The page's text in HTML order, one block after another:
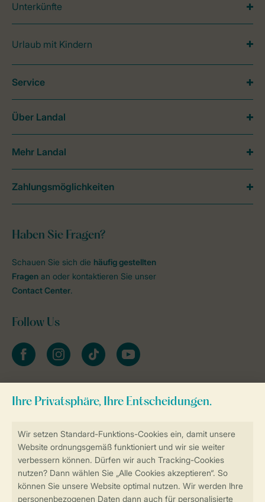
Sicher und schnell zur Online-Buchung
Unterkünfte
Urlaub mit Kindern
Haben Sie Fragen?
Schauen Sie sich die häufig gestellten
Fragen an oder kontaktieren Sie unser
Contact Center.
Follow Us
facebookinstagramtiktok youtube
Zum Newsletter anmelden
Service
Über Landal
Mehr Landal
Zahlungsmöglichkeiten